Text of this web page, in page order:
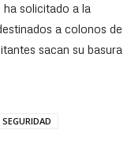
solicitado a la
a colonos de
sacan su basura
SEGURIDAD